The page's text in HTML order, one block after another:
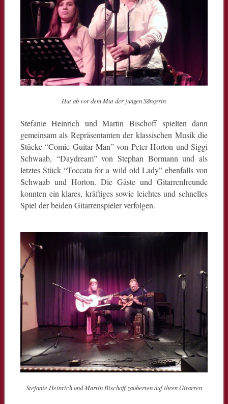
Hut ab vor dem Mut der jungen Sängerin
Stefanie Heinrich und Martin Bischoff spielten dann
gemeinsam als Repräsentanten der klassischen Musik die
Stücke “Comic Guitar Man” von Peter Horton und Siggi
Schwaab, “Daydream” von Stephan Bormann und als
letztes Stück “Toccata for a wild old Lady” ebenfalls von
Schwaab und Horton. Die Gäste und Gitarrenfreunde
konnten ein klares, kräftiges sowie leichtes und schnelles
Spiel der beiden Gitarrenspieler verfolgen.
Stefanie Heinrich und Martin Bischoff zauberten auf ihren Gitarren